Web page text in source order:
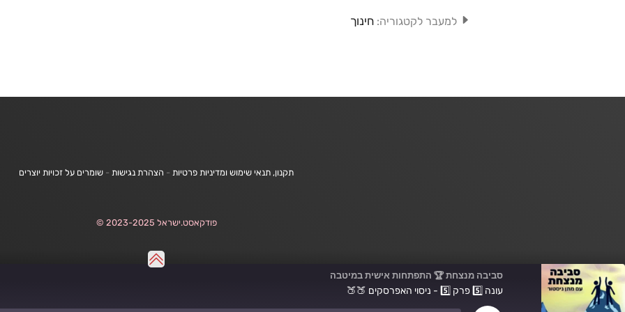
סביבה מנצחת 🏆 התפתחות אישית במיטבה
עונה 5️⃣ פרק 5️⃣ - ניסוי האפרסקים 🍑🍑
למעבר לקטגוריה: חינוך
תקנון, תנאי שימוש ומדיניות פרטיות - הצהרת נגישות - שומרים על זכויות יוצרים
פודקאסט.ישראל 2023-2025 ©